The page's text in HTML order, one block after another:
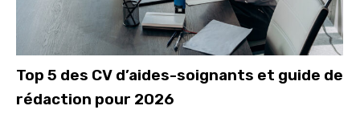
Top 5 des CV d’aides-soignants et guide de
rédaction pour 2026